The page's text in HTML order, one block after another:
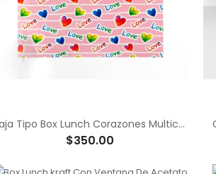
Caja Tipo Box Lunch Corazones Multicolor
$350.00